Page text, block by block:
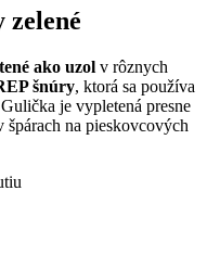
zelené
ako uzol v rôznych
šnúry, ktorá sa používa
je vypletená presne
špárach na pieskovcových